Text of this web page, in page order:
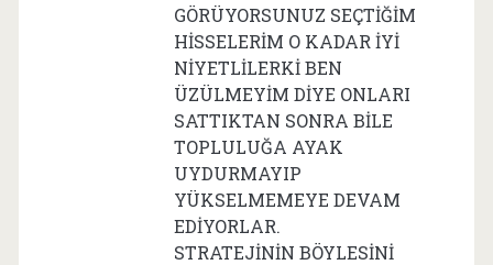
GÖRÜYORSUNUZ SEÇTİĞİM
HİSSELERİM O KADAR İYİ
NİYETLİLERKİ BEN
ÜZÜLMEYİM DİYE ONLARI
SATTIKTAN SONRA BİLE
TOPLULUĞA AYAK
UYDURMAYIP
YÜKSELMEMEYE DEVAM
EDİYORLAR.
STRATEJİNİN BÖYLESİNİ